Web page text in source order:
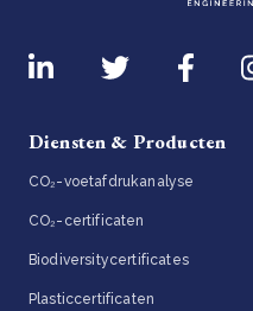
Diensten & Producten
CO₂-voetafdrukanalyse
CO₂-certificaten
Biodiversitycertificates
Plasticcertificaten